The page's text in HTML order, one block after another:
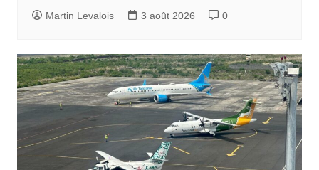
Martin Levalois 3 août 2026 0